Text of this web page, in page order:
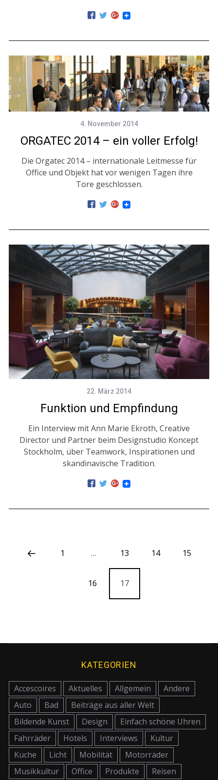
4. November 2014
ORGATEC 2014 – ein voller Erfolg!
Die Orgatec 2014 – internationale Leitmesse für
Office und Objekt hat vor wenigen Tagen ihre
Tore geschlossen.
22. März 2014
Funktion und Empfindung
Ein Interview mit Ann Marie Ekroth, Creative
Director und Partner beim Designstudio Koncept
Stockholm, über Teamwork, Inspirationen und
skandinavische Tradition.
1 … 13 14 15
16 17
KATEGORIEN
Accescoires Aktuelles Allgemein
Andere
Auto
Bad
Beiträge aus aller Welt
Bildende Kunst
Design
Einfach schöne Uhren
Fahrräder
Hotels Interviews
Kultur
Küche
Licht Mobilität
Motorräder
Musikkultur
Office Produkte Reisen